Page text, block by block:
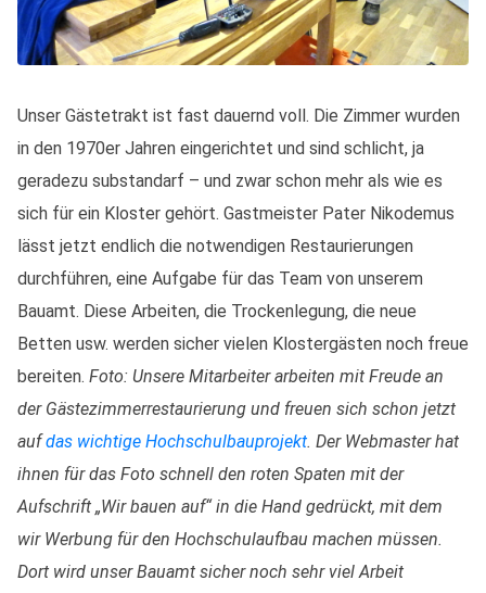
Unser Gästetrakt ist fast dauernd voll. Die Zimmer wurden
in den 1970er Jahren eingerichtet und sind schlicht, ja
geradezu substandarf – und zwar schon mehr als wie es
sich für ein Kloster gehört. Gastmeister Pater Nikodemus
lässt jetzt endlich die notwendigen Restaurierungen
durchführen, eine Aufgabe für das Team von unserem
Bauamt. Diese Arbeiten, die Trockenlegung, die neue
Betten usw. werden sicher vielen Klostergästen noch freue
bereiten. Foto: Unsere Mitarbeiter arbeiten mit Freude an
der Gästezimmerrestaurierung und freuen sich schon jetzt
aufdas wichtige Hochschulbauprojekt. Der Webmaster hat
ihnen für das Foto schnell den roten Spaten mit der
Aufschrift „Wir bauen auf“ in die Hand gedrückt, mit dem
wir Werbung für den Hochschulaufbau machen müssen.
Dort wird unser Bauamt sicher noch sehr viel Arbeit